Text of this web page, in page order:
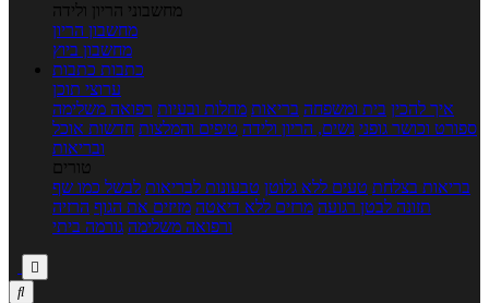
מחשבוני הריון ולידה
מחשבון הריון
מחשבון ביוץ
כתבות כתבות
ערוצי תוכן
איך להכין בית ומשפחה בריאות מחלות ובעיות רפואה משלימה
ספורט וכושר גופני נשים, הריון ולידה טיפים והמלצות חדשות אוכל
ובריאות
טורים
בריאות בצלחת טעים ללא גלוטן טבעונות לבריאות לבשל כמו שף
תזונה לבטן רגועה מרזים ללא דיאטה מזיזים את הגוף הרזיה
ורפואה משלימה גורמה ביתי

